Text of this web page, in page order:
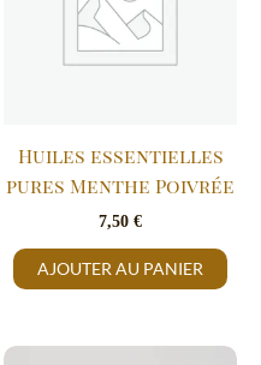
Huiles essentielles
pures Menthe Poivrée
7,50 €
AJOUTER AU PANIER